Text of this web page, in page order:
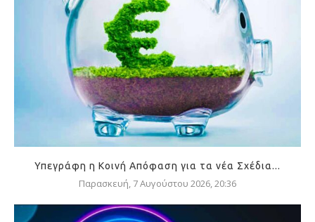
Υπεγράφη η Κοινή Απόφαση για τα νέα Σχέδια...
Παρασκευή, 7 Αυγούστου 2026, 20:36